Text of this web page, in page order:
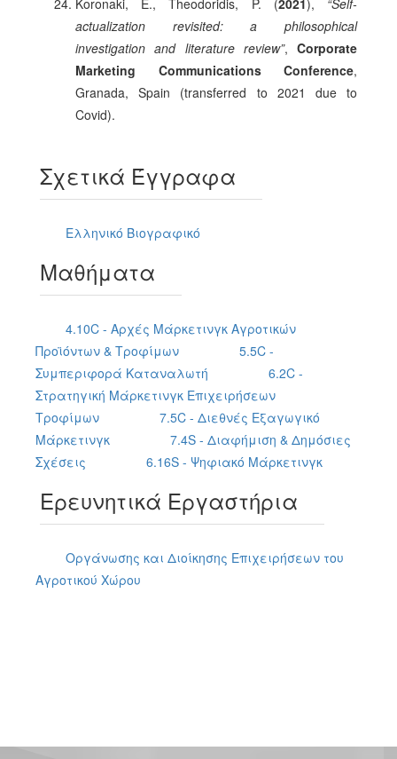
Koronaki, E., Theodoridis, P. (2021), “Self-
actualization revisited: a philosophical
investigation and literature review”, Corporate
Marketing Communications Conference,
Granada, Spain (transferred to 2021 due to
Covid).
Σχετικά Έγγραφα
Ελληνικό Βιογραφικό
Μαθήματα
4.10C - Αρχές Μάρκετινγκ Αγροτικών
Προϊόντων & Τροφίμων
5.5C -
Συμπεριφορά Καταναλωτή
6.2C -
Στρατηγική Μάρκετινγκ Επιχειρήσεων
Τροφίμων
7.5C - Διεθνές Εξαγωγικό
Μάρκετινγκ
7.4S - Διαφήμιση & Δημόσιες
Σχέσεις
6.16S - Ψηφιακό Μάρκετινγκ
Ερευνητικά Εργαστήρια
Οργάνωσης και Διοίκησης Επιχειρήσεων του
Αγροτικού Χώρου